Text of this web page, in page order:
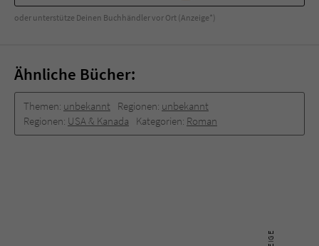
oder unterstütze Deinen Buchhändler vor Ort (Anzeige*)
Ähnliche Bücher:
Themen: unbekannt Regionen: unbekannt
Regionen: USA & Kanada Kategorien: Roman